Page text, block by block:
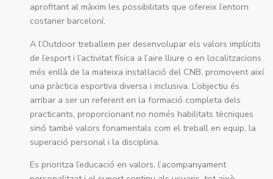
aprofitant al màxim les possibilitats que ofereix l’entorn
costaner barceloní.
​A l’Outdoor treballem per desenvolupar els valors implícits
de l’esport i l’activitat física a l’aire lliure o en localitzacions
més enllà de la mateixa instal·lació del CNB, promovent així
una pràctica esportiva diversa i inclusiva. L’objectiu és
arribar a ser un referent en la formació completa dels
practicants, proporcionant no només habilitats tècniques
sinó també valors fonamentals com el treball en equip, la
superació personal i la disciplina.
​Es prioritza l’educació en valors, l’acompanyament